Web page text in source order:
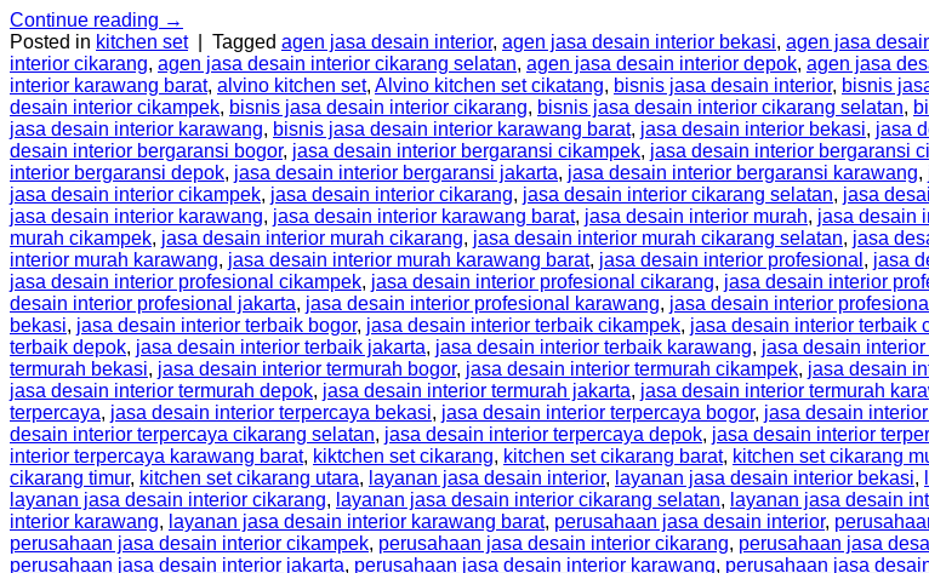
Continue reading →
Posted in kitchen set Tagged agen jasa desain interior, agen jasa desain interior bekasi, agen jasa
interior cikarang, agen jasa desain interior cikarang selatan, agen jasa desain interior depok, agen jasa
interior karawang barat, alvino kitchen set, Alvino kitchen set cikatang, bisnis jasa desain interior, bisnis
desain interior cikampek, bisnis jasa desain interior cikarang, bisnis jasa desain interior cikarang selatan,
jasa desain interior karawang, bisnis jasa desain interior karawang barat, jasa desain interior bekasi, jasa
desain interior bergaransi bogor, jasa desain interior bergaransi cikampek, jasa desain interior bergaransi
interior bergaransi depok, jasa desain interior bergaransi jakarta, jasa desain interior bergaransi karawang,
jasa desain interior cikampek, jasa desain interior cikarang, jasa desain interior cikarang selatan, jasa
jasa desain interior karawang, jasa desain interior karawang barat, jasa desain interior murah, jasa desain
murah cikampek, jasa desain interior murah cikarang, jasa desain interior murah cikarang selatan, jasa
interior murah karawang, jasa desain interior murah karawang barat, jasa desain interior profesional , jasa
jasa desain interior profesional cikampek, jasa desain interior profesional cikarang, jasa desain interior
desain interior profesional jakarta, jasa desain interior profesional karawang, jasa desain interior
bekasi, jasa desain interior terbaik bogor, jasa desain interior terbaik cikampek, jasa desain interior terbaik
terbaik depok, jasa desain interior terbaik jakarta, jasa desain interior terbaik karawang, jasa desain
termurah bekasi, jasa desain interior termurah bogor, jasa desain interior termurah cikampek, jasa desain
jasa desain interior termurah depok, jasa desain interior termurah jakarta, jasa desain interior termurah
terpercaya, jasa desain interior terpercaya bekasi, jasa desain interior terpercaya bogor, jasa desain
desain interior terpercaya cikarang selatan, jasa desain interior terpercaya depok, jasa desain interior
interior terpercaya karawang barat, kiktchen set cikarang, kitchen set cikarang barat, kitchen set cikarang
cikarang timur, kitchen set cikarang utara, layanan jasa desain interior, layanan jasa desain interior bekasi,
layanan jasa desain interior cikarang, layanan jasa desain interior cikarang selatan, layanan jasa desain
interior karawang, layanan jasa desain interior karawang barat, perusahaan jasa desain interior,
perusahaan jasa desain interior cikampek, perusahaan jasa desain interior cikarang, perusahaan jasa
perusahaan jasa desain interior jakarta, perusahaan jasa desain interior karawang, perusahaan jasa